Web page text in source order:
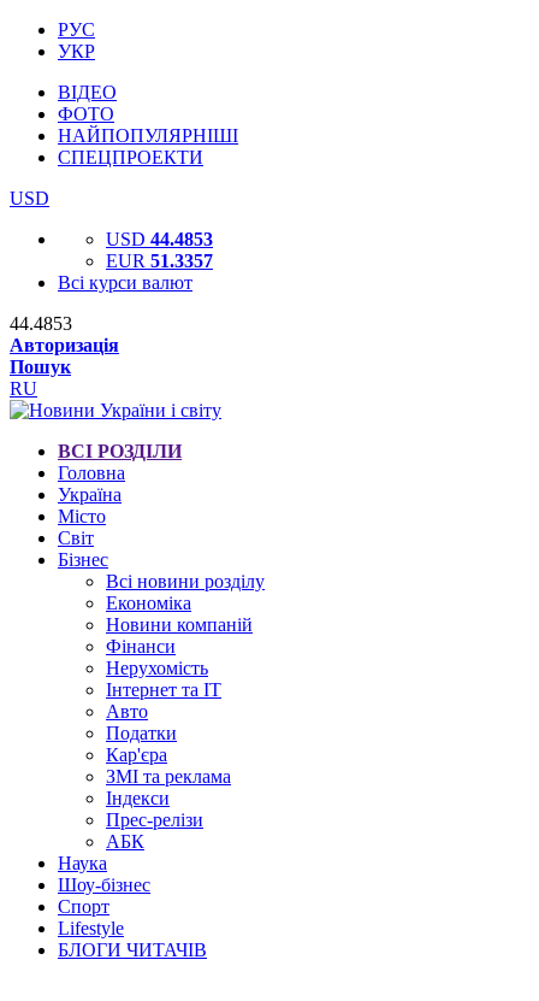
РУС
УКР
ВІДЕО
ФОТО
НАЙПОПУЛЯРНІШІ
СПЕЦПРОЕКТИ
USD
USD 44.4853
EUR 51.3357
Всі курси валют
44.4853
Авторизація
Пошук
RU
ВСІ РОЗДІЛИ
Головна
Україна
Місто
Світ
Бізнес
Всі новини розділу
Економіка
Новини компаній
Фінанси
Нерухомість
Інтернет та IT
Авто
Податки
Кар'єра
ЗМІ та реклама
Індекси
Прес-релізи
АБК
Наука
Шоу-бізнес
Спорт
Lifestyle
БЛОГИ ЧИТАЧІВ